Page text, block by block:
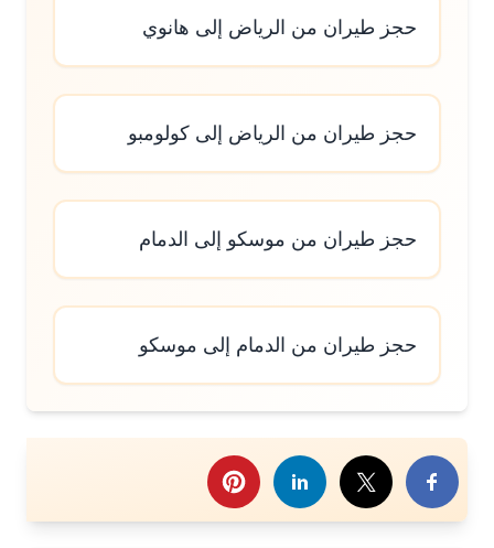
حجز طيران من الرياض إلى هانوي
حجز طيران من الرياض إلى كولومبو
حجز طيران من موسكو إلى الدمام
حجز طيران من الدمام إلى موسكو
هذا الموضوع